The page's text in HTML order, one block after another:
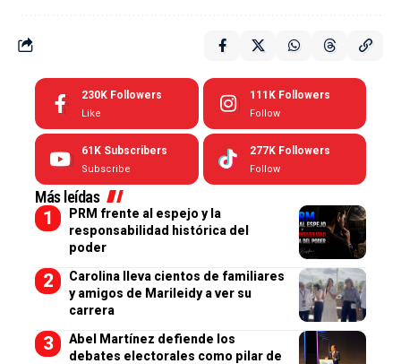
230K Followers
Like
111K Followers
Follow
61K Subscribers
Subscribe
277K Followers
Follow
Más leídas
PRM frente al espejo y la
responsabilidad histórica del
poder
Carolina lleva cientos de familiares
y amigos de Marileidy a ver su
carrera
Abel Martínez defiende los
debates electorales como pilar de